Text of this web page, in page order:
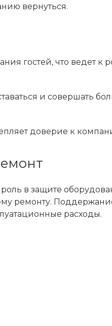
вернуться.
гостей, что ведет к
и совершать
доверие к
в защите
ремонту.
расходы.